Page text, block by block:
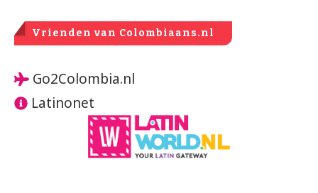
Vrienden van Colombiaans.nl
Go2Colombia.nl
Latinonet